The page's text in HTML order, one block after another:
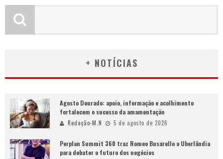
+ NOTÍCIAS
Agosto Dourado: apoio, informação e acolhimento
fortalecem o sucesso da amamentação
Redação-M.N 5 de agosto de 2026
Perplan Summit 360 traz Romeo Busarello a Uberlândia
para debater o futuro dos negócios